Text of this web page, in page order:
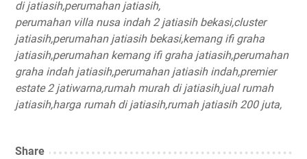
di jatiasih,perumahan jatiasih,
perumahan villa nusa indah 2 jatiasih bekasi,cluster
jatiasih,perumahan jatiasih bekasi,kemang ifi graha
jatiasih,perumahan kemang ifi graha jatiasih,perumahan
graha indah jatiasih,perumahan jatiasih indah,premier
estate 2 jatiwarna,rumah murah di jatiasih,jual rumah
jatiasih,harga rumah di jatiasih,rumah jatiasih 200 juta,
Share